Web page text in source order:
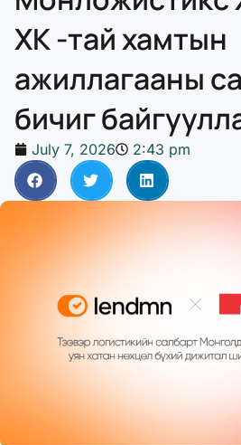
ХК -тай хамтын
ажиллагааны
бичиг
July 7, 2026 2:43 pm